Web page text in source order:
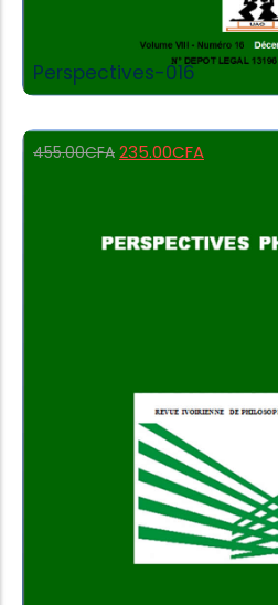
Perspectives-016
455.00CFA 235.00CFA
Add to Cart